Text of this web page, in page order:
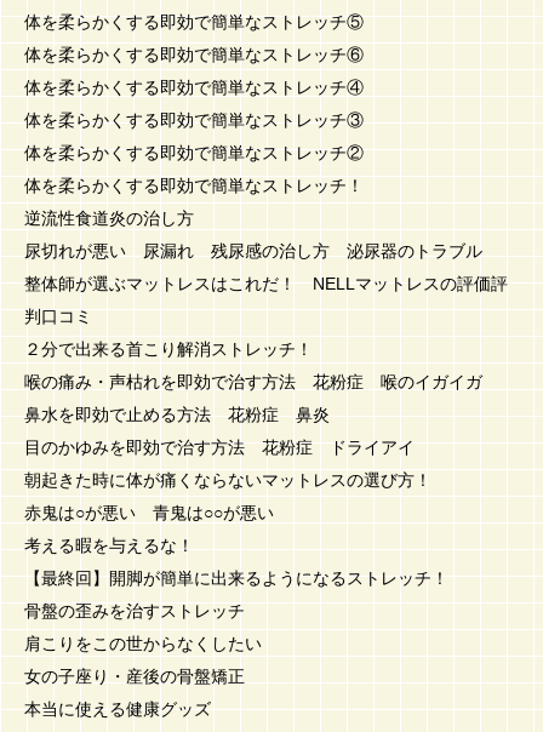
体を柔らかくする即効で簡単なストレッチ⑤
体を柔らかくする即効で簡単なストレッチ⑥
体を柔らかくする即効で簡単なストレッチ④
体を柔らかくする即効で簡単なストレッチ③
体を柔らかくする即効で簡単なストレッチ②
体を柔らかくする即効で簡単なストレッチ！
逆流性食道炎の治し方
尿切れが悪い 尿漏れ 残尿感の治し方 泌尿器のトラブル
整体師が選ぶマットレスはこれだ！ NELLマットレスの評価評
判口コミ
２分で出来る首こり解消ストレッチ！
喉の痛み・声枯れを即効で治す方法 花粉症 喉のイガイガ
鼻水を即効で止める方法 花粉症 鼻炎
目のかゆみを即効で治す方法 花粉症 ドライアイ
朝起きた時に体が痛くならないマットレスの選び方！
赤鬼は○が悪い 青鬼は○○が悪い
考える暇を与えるな！
【最終回】開脚が簡単に出来るようになるストレッチ！
骨盤の歪みを治すストレッチ
肩こりをこの世からなくしたい
女の子座り・産後の骨盤矯正
本当に使える健康グッズ